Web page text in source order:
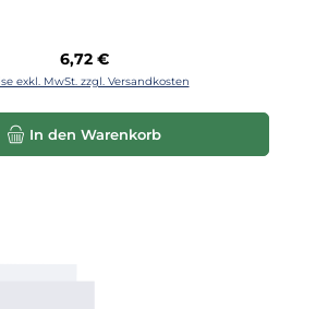
Regulärer Preis:
6,72 €
exkl. MwSt. zzgl. Versandkosten
In den Warenkorb